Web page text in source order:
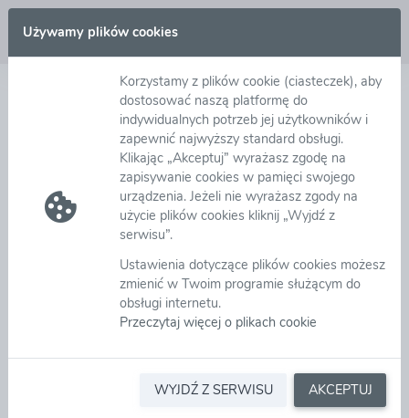
Używamy plików cookies
Korzystamy z plików cookie (ciasteczek), aby
dostosować naszą platformę do
indywidualnych potrzeb jej użytkowników i
zapewnić najwyższy standard obsługi.
Klikając „Akceptuj” wyrażasz zgodę na
zapisywanie cookies w pamięci swojego
urządzenia. Jeżeli nie wyrażasz zgody na
użycie plików cookies kliknij „Wyjdź z
serwisu”.
Ustawienia dotyczące plików cookies możesz
zmienić w Twoim programie służącym do
obsługi internetu.
Przeczytaj więcej o plikach cookie
WYJDŹ Z SERWISU AKCEPTUJ
Deklaracja dostępności
GK eB2B zobowiązuje się zapewnić dostępność
witryny internetowej https://platforma.eb2b.com.pl
wszystkich innych subdomen budowanych na
indywidualne potrzeby Klientów GK eB2B zgodnie z
ustawą z dnia 4 kwietnia 2019 r. o dostępności
podmiotów publicznych. Oświadczenie w sprawie
dostępności ma zastosowanie do witryny
https://platforma.eb2b.com.pl
Data ostatniej istotnej aktualizacji: 28.11.2022 r.
Witryna internetowa jest zgodna z ustawą z dnia 4
kwietnia 2019 r. o dostępności cyfrowej stron